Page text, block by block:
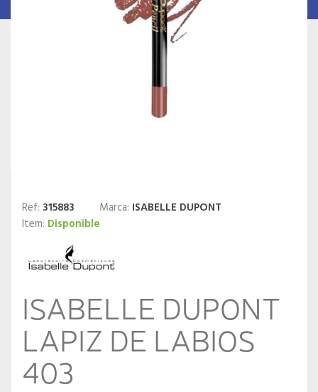
Ref: 315883 Marca: ISABELLE DUPONT
Item: Disponible
ISABELLE DUPONT
LAPIZ DE LABIOS
403